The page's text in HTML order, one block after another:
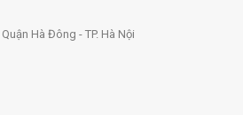
Hà Đông - TP. Hà Nội